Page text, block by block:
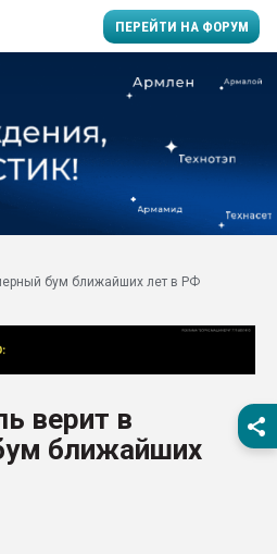
ПЕРЕЙТИ НА ФОРУМ
Вакуум-формовочные
28.07.2026
бутылок
Материал поверхности
вакуумного
бум ближайших лет в РФ
верит в
ближайших